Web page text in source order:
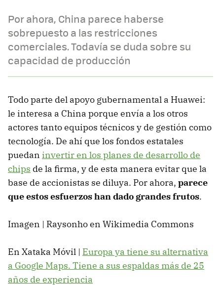
Por ahora, China parece haberse
sobrepuesto a las restricciones
comerciales. Todavía se duda sobre su
capacidad de producción
Todo parte del apoyo gubernamental a Huawei:
le interesa a China porque envía a los otros
actores tanto equipos técnicos y de gestión como
tecnología. De ahí que los fondos estatales
puedan invertir en los planes de desarrollo de
chips de la firma, y de esta manera evitar que la
base de accionistas se diluya. Por ahora, parece
que estos esfuerzos han dado grandes frutos.
Imagen | Raysonho en Wikimedia Commons
En Xataka Móvil | Europa ya tiene su alternativa
a Google Maps. Tiene a sus espaldas más de 25
años de experiencia